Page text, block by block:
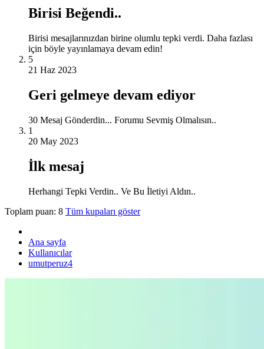
Birisi Beğendi..
Birisi mesajlarınızdan birine olumlu tepki verdi. Daha fazlası
için böyle yayınlamaya devam edin!
5
21 Haz 2023
Geri gelmeye devam ediyor
30 Mesaj Gönderdin... Forumu Sevmiş Olmalısın..
1
20 May 2023
İlk mesaj
Herhangi Tepki Verdin.. Ve Bu İletiyi Aldın..
Toplam puan: 8 Tüm kupaları göster
Ana sayfa
Kullanıcılar
umutperuz4